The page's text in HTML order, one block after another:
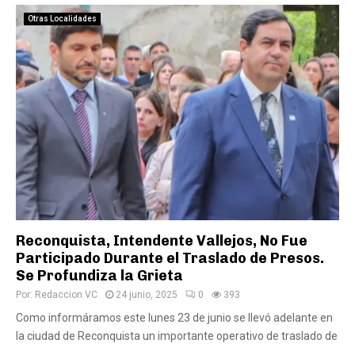
Otras Localidades
Reconquista, Intendente Vallejos, No Fue
Participado Durante el Traslado de Presos.
Se Profundiza la Grieta
Por: Redaccion VC 24 junio, 2025 0 393
Como informáramos este lunes 23 de junio se llevó adelante en
la ciudad de Reconquista un importante operativo de traslado de